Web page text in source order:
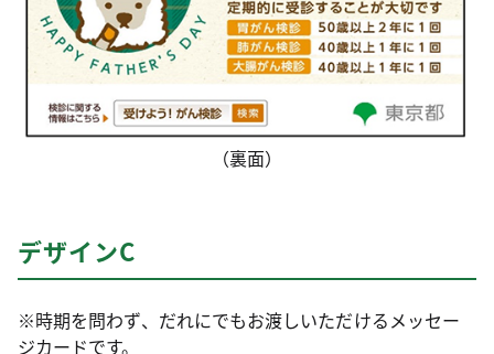
（裏面）
デザインC
※時期を問わず、だれにでもお渡しいただけるメッセー
ジカードです。